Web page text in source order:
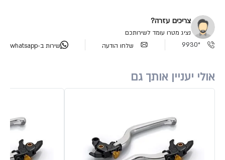
צריכים עזרה?
נציג מטרו עומד לשירותכם
*9930
שלחו הודעה שירות ב-whatsapp
אולי יעניין אותך גם